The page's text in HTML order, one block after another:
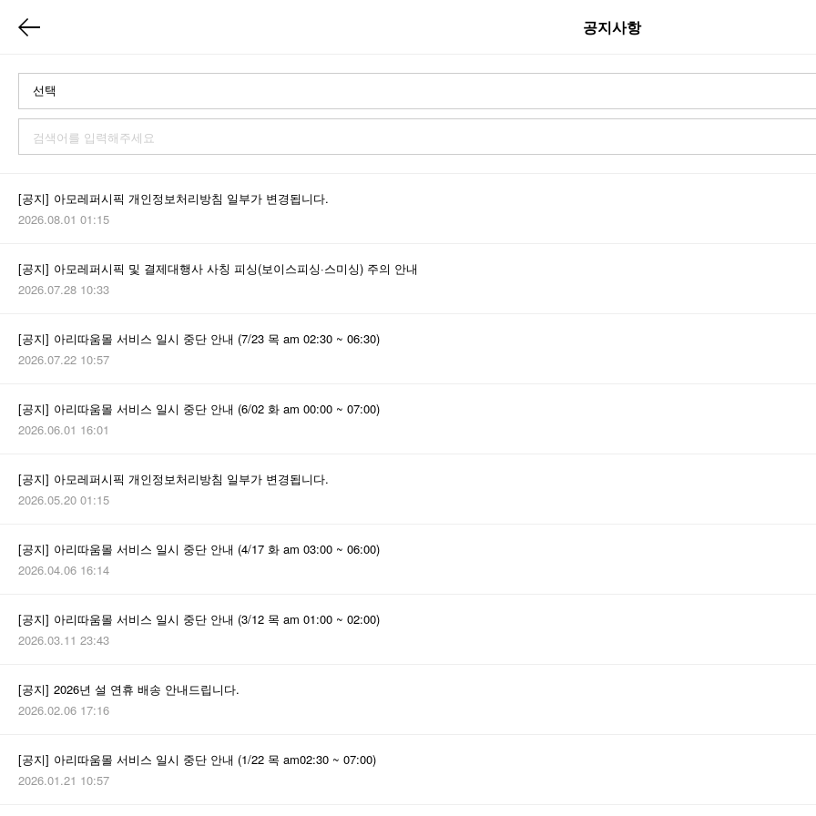
공지사항
[공지] 아모레퍼시픽 개인정보처리방침 일부가 변경됩니다.
2026.08.01 01:15
[공지] 아모레퍼시픽 및 결제대행사 사칭 피싱(보이스피싱·스미싱) 주의 안내
2026.07.28 10:33
[공지] 아리따움몰 서비스 일시 중단 안내 (7/23 목 am 02:30 ~ 06:30)
2026.07.22 10:57
[공지] 아리따움몰 서비스 일시 중단 안내 (6/02 화 am 00:00 ~ 07:00)
2026.06.01 16:01
[공지] 아모레퍼시픽 개인정보처리방침 일부가 변경됩니다.
2026.05.20 01:15
[공지] 아리따움몰 서비스 일시 중단 안내 (4/17 화 am 03:00 ~ 06:00)
2026.04.06 16:14
[공지] 아리따움몰 서비스 일시 중단 안내 (3/12 목 am 01:00 ~ 02:00)
2026.03.11 23:43
[공지] 2026년 설 연휴 배송 안내드립니다.
2026.02.06 17:16
[공지] 아리따움몰 서비스 일시 중단 안내 (1/22 목 am02:30 ~ 07:00)
2026.01.21 10:57